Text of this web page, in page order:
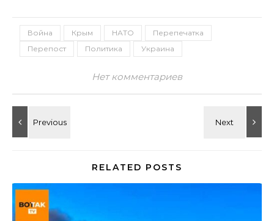
Война Крым НАТО
Перепечатка
Перепост
Политика Украина
Нет комментариев
RELATED POSTS